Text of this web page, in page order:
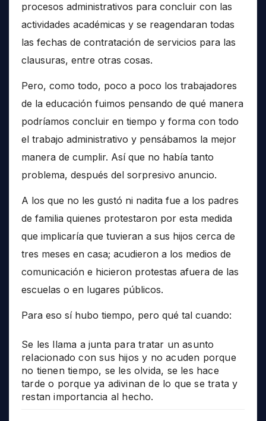
procesos administrativos para concluir con las
actividades académicas y se reagendaran todas
las fechas de contratación de servicios para las
clausuras, entre otras cosas.
Pero, como todo, poco a poco los trabajadores
de la educación fuimos pensando de qué manera
podríamos concluir en tiempo y forma con todo
el trabajo administrativo y pensábamos la mejor
manera de cumplir. Así que no había tanto
problema, después del sorpresivo anuncio.
A los que no les gustó ni nadita fue a los padres
de familia quienes protestaron por esta medida
que implicaría que tuvieran a sus hijos cerca de
tres meses en casa; acudieron a los medios de
comunicación e hicieron protestas afuera de las
escuelas o en lugares públicos.
Para eso sí hubo tiempo, pero qué tal cuando:
Se les llama a junta para tratar un asunto
relacionado con sus hijos y no acuden porque
no tienen tiempo, se les olvida, se les hace
tarde o porque ya adivinan de lo que se trata y
restan importancia al hecho.